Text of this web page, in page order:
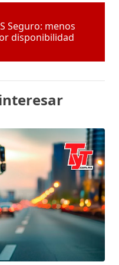
Seguro: menos
disponibilidad